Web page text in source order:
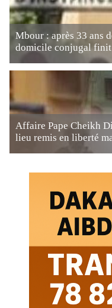
Mbour : après 33 ans
domicile conjugal
Affaire Pape Cheikh
lieu remis en liberté